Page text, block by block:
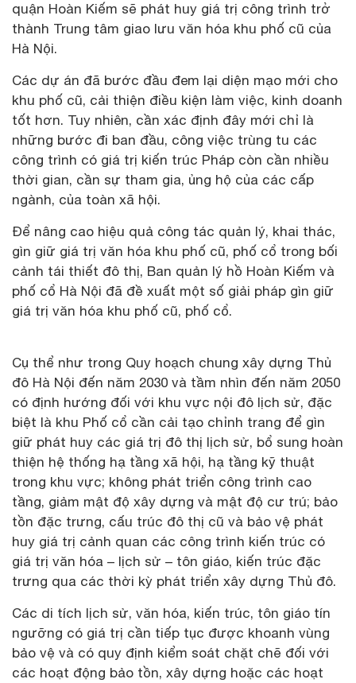
quận Hoàn Kiếm sẽ phát huy giá trị công trình trở
thành Trung tâm giao lưu văn hóa khu phố cũ của
Hà Nội.
Các dự án đã bước đầu đem lại diện mạo mới cho
khu phố cũ, cải thiện điều kiện làm việc, kinh doanh
tốt hơn. Tuy nhiên, cần xác định đây mới chỉ là
những bước đi ban đầu, công việc trùng tu các
công trình có giá trị kiến trúc Pháp còn cần nhiều
thời gian, cần sự tham gia, ủng hộ của các cấp
ngành, của toàn xã hội.
Để nâng cao hiệu quả công tác quản lý, khai thác,
gìn giữ giá trị văn hóa khu phố cũ, phố cổ trong bối
cảnh tái thiết đô thị, Ban quản lý hồ Hoàn Kiếm và
phố cổ Hà Nội đã đề xuất một số giải pháp gìn giữ
giá trị văn hóa khu phố cũ, phố cổ.
Cụ thể như trong Quy hoạch chung xây dựng Thủ
đô Hà Nội đến năm 2030 và tầm nhìn đến năm 2050
có định hướng đối với khu vực nội đô lịch sử, đặc
biệt là khu Phố cổ cần cải tạo chỉnh trang để gìn
giữ phát huy các giá trị đô thị lịch sử, bổ sung hoàn
thiện hệ thống hạ tầng xã hội, hạ tầng kỹ thuật
trong khu vực; không phát triển công trình cao
tầng, giảm mật độ xây dựng và mật độ cư trú; bảo
tồn đặc trưng, cấu trúc đô thị cũ và bảo vệ phát
huy giá trị cảnh quan các công trình kiến trúc có
giá trị văn hóa – lịch sử – tôn giáo, kiến trúc đặc
trưng qua các thời kỳ phát triển xây dựng Thủ đô.
Các di tích lịch sử, văn hóa, kiến trúc, tôn giáo tín
ngưỡng có giá trị cần tiếp tục được khoanh vùng
bảo vệ và có quy định kiểm soát chặt chẽ đối với
các hoạt động bảo tồn, xây dựng hoặc các hoạt